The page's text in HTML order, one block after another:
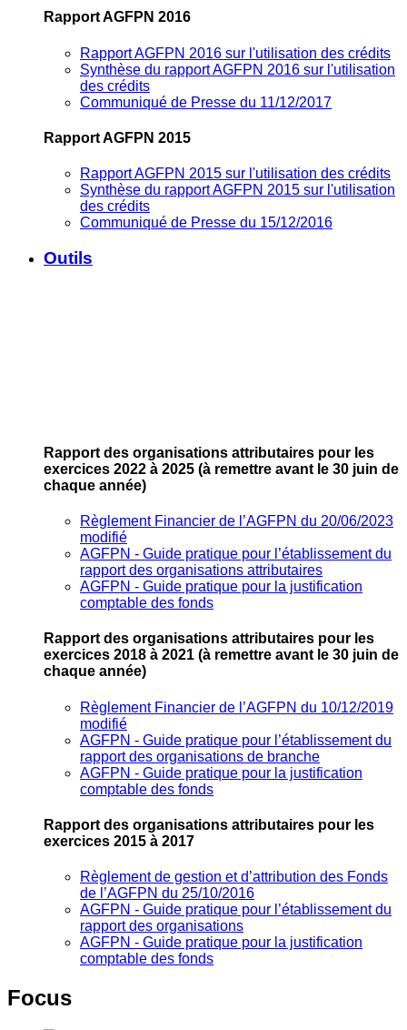
Rapport AGFPN 2016
Rapport AGFPN 2016 sur l'utilisation des crédits
Synthèse du rapport AGFPN 2016 sur l'utilisation
des crédits
Communiqué de Presse du 11/12/2017
Rapport AGFPN 2015
Rapport AGFPN 2015 sur l'utilisation des crédits
Synthèse du rapport AGFPN 2015 sur l'utilisation
des crédits
Communiqué de Presse du 15/12/2016
Outils
Rapport des organisations attributaires pour les
exercices 2022 à 2025 (à remettre avant le 30 juin de
chaque année)
Règlement Financier de l’AGFPN du 20/06/2023
modifié
AGFPN ‐ Guide pratique pour l’établissement du
rapport des organisations attributaires
AGFPN ‐ Guide pratique pour la justification
comptable des fonds
Rapport des organisations attributaires pour les
exercices 2018 à 2021 (à remettre avant le 30 juin de
chaque année)
Règlement Financier de l’AGFPN du 10/12/2019
modifié
AGFPN ‐ Guide pratique pour l’établissement du
rapport des organisations de branche
AGFPN ‐ Guide pratique pour la justification
comptable des fonds
Rapport des organisations attributaires pour les
exercices 2015 à 2017
Règlement de gestion et d’attribution des Fonds
de l’AGFPN du 25/10/2016
AGFPN ‐ Guide pratique pour l’établissement du
rapport des organisations
AGFPN ‐ Guide pratique pour la justification
comptable des fonds
Focus